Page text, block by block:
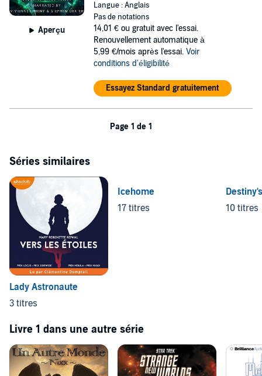
Aperçu
Langue : Anglais
Pas de notations
14,01 € ou gratuit avec l'essai.
Renouvellement automatique à
5,99 €/mois après l'essai. Voir
conditions d'éligibilité
Essayez Standard gratuitement
Page 1 de 1
Séries similaires
Lady Astronaute
3 titres
Icehome
17 titres
10 titres
Livre 1 dans une autre série